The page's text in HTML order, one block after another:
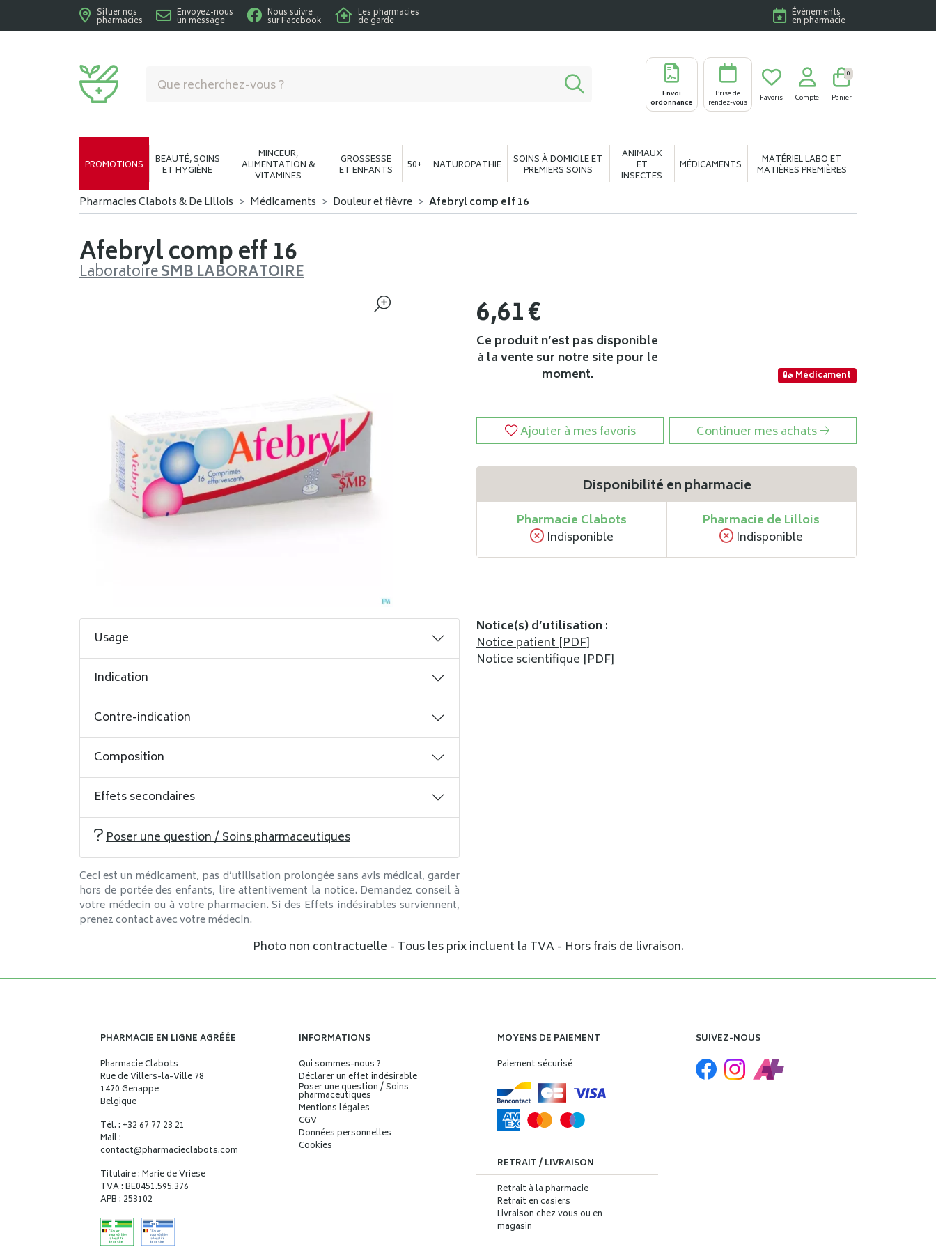
Situer nos
pharmacies
Envoyez-nous
un message
Nous suivre
sur Facebook
Les pharmacies
de garde
Événements
en pharmacie
Envoi
ordonnance
Prise de
rendez-vous
Favoris Compte Panier
0
PROMOTIONS BEAUTÉ, SOINS
ET HYGIÈNE
MINCEUR,
ALIMENTATION &
VITAMINES
GROSSESSE
ET ENFANTS 50+ NATUROPATHIE SOINS À DOMICILE ET
PREMIERS SOINS
ANIMAUX
ET
INSECTES
MÉDICAMENTS MATÉRIEL LABO ET
MATIÈRES PREMIÈRES
Pharmacies Clabots & De Lillois Médicaments Douleur et fièvre Afebryl comp eff 16
Afebryl comp eff 16
LaboratoireSMB LABORATOIRE
6,61€
Ce produit n’est pas disponible
à la vente sur notre site pour le
moment.
Médicament
Ajouter à mes favoris Continuer mes achats
Disponibilité en pharmacie
Pharmacie Clabots
Indisponible
Pharmacie de Lillois
Indisponible
Usage
Indication
Contre-indication
Composition
Effets secondaires
Poser une question / Soins pharmaceutiques
Ceci est un médicament, pas d’utilisation prolongée sans avis médical, garder
hors de portée des enfants, lire attentivement la notice. Demandez conseil à
votre médecin ou à votre pharmacien. Si des Effets indésirables surviennent,
prenez contact avec votre médecin.
Notice(s) d’utilisation:
Notice patient [PDF]
Notice scientifique [PDF]
Photo non contractuelle - Tous les prix incluent la TVA - Hors frais de livraison.
PHARMACIE EN LIGNE AGRÉÉE
Pharmacie Clabots
Rue de Villers-la-Ville 78
1470 Genappe
Belgique
Tél. : +32 67 77 23 21
Mail :
contact@pharmacieclabots.com
Titulaire : Marie de Vriese
TVA : BE0451.595.376
APB : 253102
INFORMATIONS
Qui sommes-nous ?
Déclarer un effet indésirable
Poser une question / Soins
pharmaceutiques
Mentions légales
CGV
Données personnelles
Cookies
MOYENS DE PAIEMENT
Paiement sécurisé
RETRAIT / LIVRAISON
Retrait à la pharmacie
Retrait en casiers
Livraison chez vous ou en
magasin
SUIVEZ-NOUS